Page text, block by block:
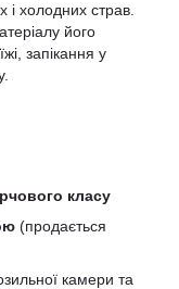
і холодних страв.
його
запікання у
класу
(продається
камери та